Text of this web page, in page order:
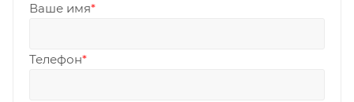
Ваше имя*
Телефон*